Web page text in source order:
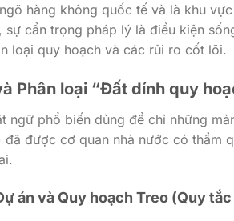
hàng không quốc tế và là khu
cẩn trọng pháp lý là điều kiện
loại quy hoạch và các rủi ro cốt lõi.
Phân loại “Đất dính quy
ngữ phổ biến dùng để chỉ những
được cơ quan nhà nước có thẩm
án và Quy hoạch Treo (Quy